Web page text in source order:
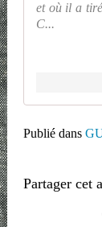
et où il a
C...
Publié dans
Partager cet